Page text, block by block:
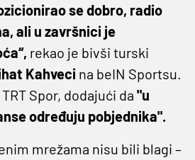
se dobro, radio
ali u završnici je
rekao je bivši turski
Kahveci na beIN Sportsu.
Spor, dodajući da "u
određuju pobjednika".
mrežama nisu bili blagi –